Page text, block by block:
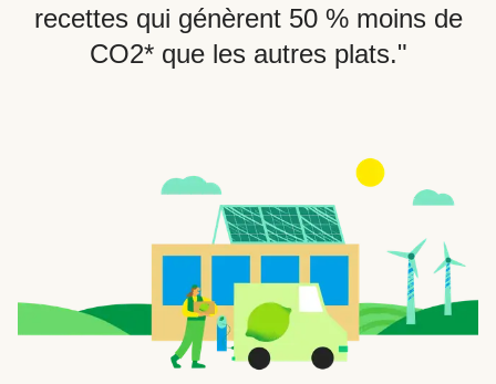
recettes qui génèrent 50 % moins de
CO2* que les autres plats."